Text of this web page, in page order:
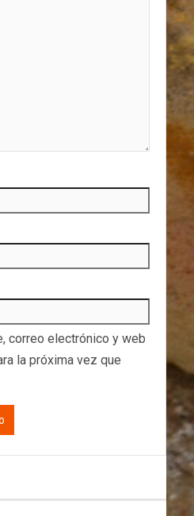
correo electrónico y web
la próxima vez que